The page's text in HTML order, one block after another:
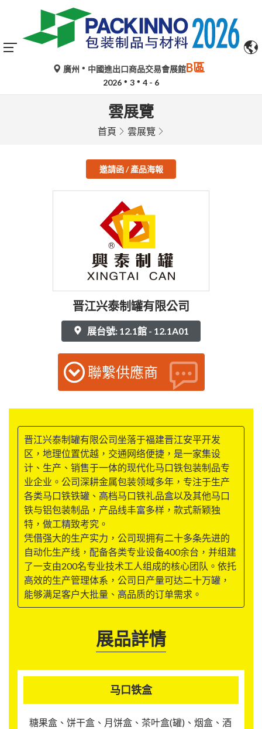
廣州 中國進出口商品交易會展館B區
2026 3 4 - 6
雲展覽
首頁 雲展覽
邀請函 / 產品海報
晋江兴泰制罐有限公司
展台號: 12.1館 - 12.1A01
聯繫供應商
晋江兴泰制罐有限公司坐落于福建晋江安平开发
区，地理位置优越，交通网络便捷，是一家集设
计、生产、销售于一体的现代化马口铁包装制品专
业企业。公司深耕金属包装领域多年，专注于生产
各类马口铁铁罐、高档马口铁礼品盒以及其他马口
铁与铝包装制品，产品线丰富多样，款式新颖独
特，做工精致考究。
凭借强大的生产实力，公司现拥有二十多条先进的
自动化生产线，配备各类专业设备400余台，并组建
了一支由200名专业技术工人组成的核心团队。依托
高效的生产管理体系，公司日产量可达二十万罐，
能够满足客户大批量、高品质的订单需求。
展品詳情
马口铁盒
糖果盒、饼干盒、月饼盒、茶叶盒(罐)、烟盒、酒